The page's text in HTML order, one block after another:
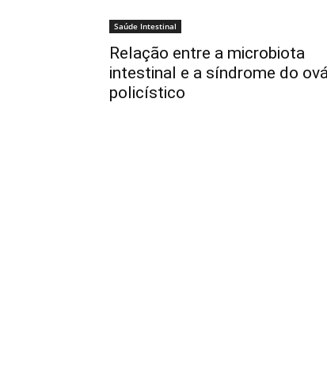
Saúde Intestinal
Relação entre a microbiota
intestinal e a síndrome do
policístico